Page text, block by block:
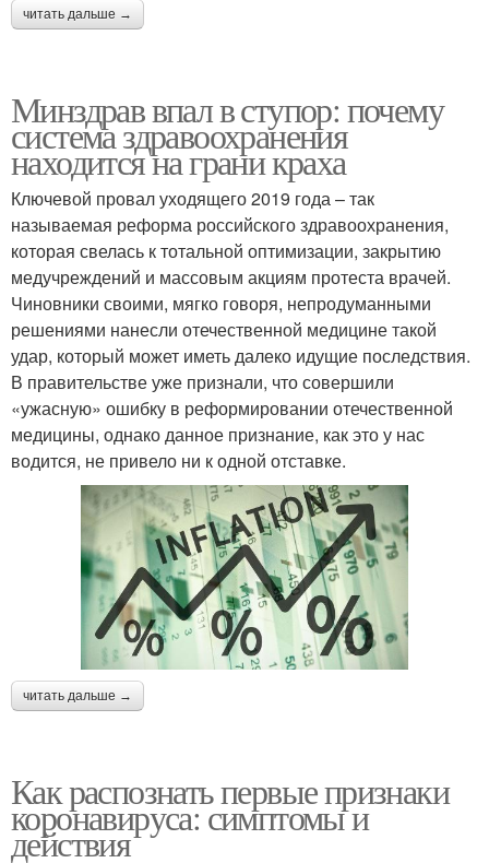
читать дальше →
Минздрав впал в ступор: почему
система здравоохранения
находится на грани краха
Ключевой провал уходящего 2019 года – так
называемая реформа российского здравоохранения,
которая свелась к тотальной оптимизации, закрытию
медучреждений и массовым акциям протеста врачей.
Чиновники своими, мягко говоря, непродуманными
решениями нанесли отечественной медицине такой
удар, который может иметь далеко идущие последствия.
В правительстве уже признали, что совершили
«ужасную» ошибку в реформировании отечественной
медицины, однако данное признание, как это у нас
водится, не привело ни к одной отставке.
читать дальше →
Как распознать первые признаки
коронавируса: симптомы и
действия